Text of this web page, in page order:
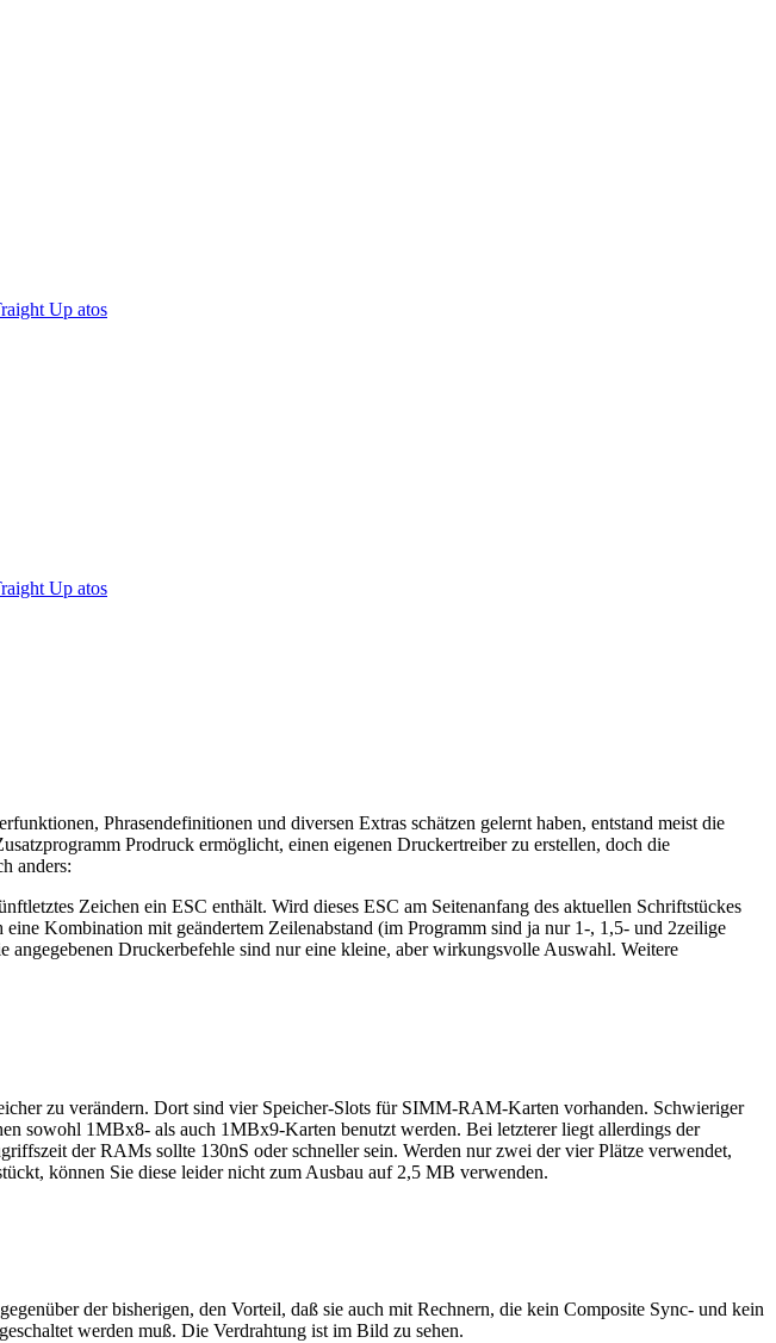
Up atos
Up atos
Phrasendefinitionen und diversen Extras schätzen gelernt haben, entstand meist die
Prodruck ermöglicht, einen eigenen Druckertreiber zu erstellen, doch die
anders:
Zeichen ein ESC enthält. Wird dieses ESC am Seitenanfang des aktuellen Schriftstückes
Kombination mit geändertem Zeilenabstand (im Programm sind ja nur 1-, 1,5- und 2zeilige
Druckerbefehle sind nur eine kleine, aber wirkungsvolle Auswahl. Weitere
zu verändern. Dort sind vier Speicher-Slots für SIMM-RAM-Karten vorhanden. Schwieriger
sowohl 1MBx8- als auch 1MBx9-Karten benutzt werden. Bei letzterer liegt allerdings der
der RAMs sollte 130nS oder schneller sein. Werden nur zwei der vier Plätze verwendet,
können Sie diese leider nicht zum Ausbau auf 2,5 MB verwenden.
der bisherigen, den Vorteil, daß sie auch mit Rechnern, die kein Composite Sync- und kein
werden muß. Die Verdrahtung ist im Bild zu sehen.